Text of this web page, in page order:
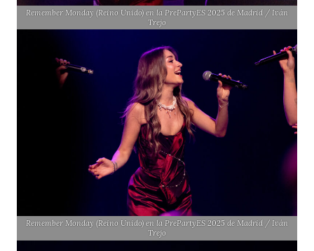
Remember Monday (Reino Unido) en la PrePartyES 2025 de Madrid / Iván
Trejo
Remember Monday (Reino Unido) en la PrePartyES 2025 de Madrid / Iván
Trejo